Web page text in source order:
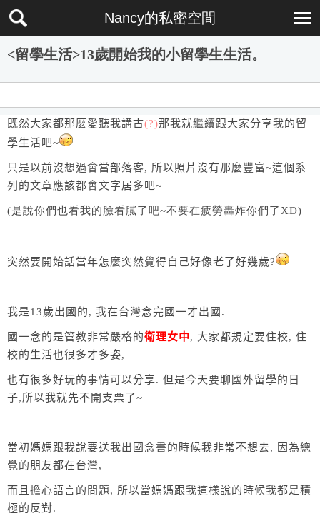
Nancy的私密空間
<留學生活>13歲開始我的小留學生生活。
既然大家都那麼愛聽我講古(?)那我就繼續跟大家分享我的留
學生活吧~
只是以前沒想過會當部落客, 所以照片沒有那麼豐富~這個系
列的文章應該都會文字居多吧~
(是說你們也看我的臉看膩了吧~不要在疲勞轟炸你們了XD)
突然要開始話當年怎麼突然覺得自己好像老了好幾歲?
我是13歲出國的, 我在台灣念完國一才出國 .
國一念的是管教非常嚴格的衛理女中, 大家都規定要住校, 住
校的生活也很多才多姿,
也有很多好玩的事情可以分享. 但是今天要聊國外留學的日
子,所以我就先不開支票了~
當初媽媽跟我說要送我出國念書的時候我非常不想去,
因為總
覺的朋友都在台灣,
而且擔心語言的問題, 所以當媽媽跟我這樣說的時候我都是積
極的反對.